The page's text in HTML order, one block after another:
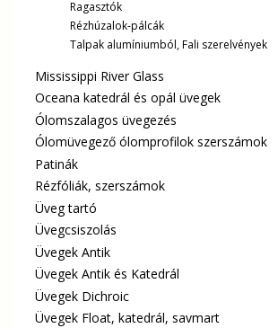
Ragasztók
Rézhúzalok-pálcák
Talpak alumíniumból, Fali szerelvények
Mississippi River Glass
Oceana katedrál és opál üvegek
Ólomszalagos üvegezés
Ólomüvegező ólomprofilok szerszámok
Patinák
Rézfóliák, szerszámok
Üveg tartó
Üvegcsiszolás
Üvegek Antik
Üvegek Antik és Katedrál
Üvegek Dichroic
Üvegek Float, katedrál, savmart